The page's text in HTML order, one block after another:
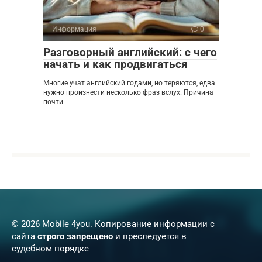
Информация 0
Разговорный английский: с чего
начать и как продвигаться
Многие учат английский годами, но теряются, едва
нужно произнести несколько фраз вслух. Причина
почти
© 2026 Mobile 4you. Копирование информации с
сайта строго запрещено и преследуется в
судебном порядке